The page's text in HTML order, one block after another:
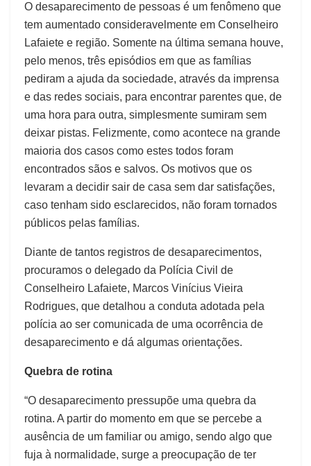
O desaparecimento de pessoas é um fenômeno que
tem aumentado consideravelmente em Conselheiro
Lafaiete e região. Somente na última semana houve,
pelo menos, três episódios em que as famílias
pediram a ajuda da sociedade, através da imprensa
e das redes sociais, para encontrar parentes que, de
uma hora para outra, simplesmente sumiram sem
deixar pistas. Felizmente, como acontece na grande
maioria dos casos como estes todos foram
encontrados sãos e salvos. Os motivos que os
levaram a decidir sair de casa sem dar satisfações,
caso tenham sido esclarecidos, não foram tornados
públicos pelas famílias.
Diante de tantos registros de desaparecimentos,
procuramos o delegado da Polícia Civil de
Conselheiro Lafaiete, Marcos Vinícius Vieira
Rodrigues, que detalhou a conduta adotada pela
polícia ao ser comunicada de uma ocorrência de
desaparecimento e dá algumas orientações.
Quebra de rotina
“O desaparecimento pressupõe uma quebra da
rotina. A partir do momento em que se percebe a
ausência de um familiar ou amigo, sendo algo que
fuja à normalidade, surge a preocupação de ter